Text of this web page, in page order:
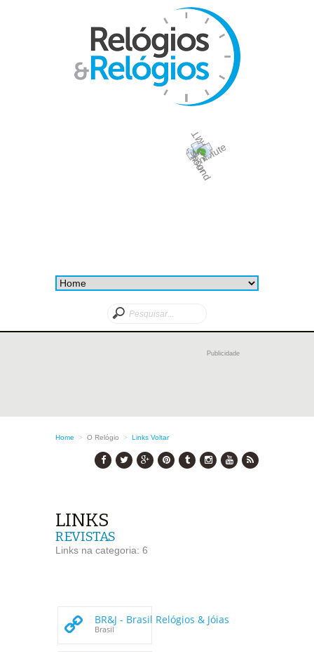
Publicidade
Home > O Relógio > Links Voltar
LINKS
REVISTAS
Links na categoria: 6
BR&J - Brasil Relógios & Jóias
Brasil